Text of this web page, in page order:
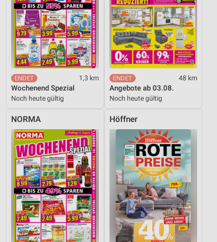
1,3 km
Wochenend Spezial
Noch heute gültig
48 km
Angebote ab 03.08.
Noch heute gültig
NORMA Höffner